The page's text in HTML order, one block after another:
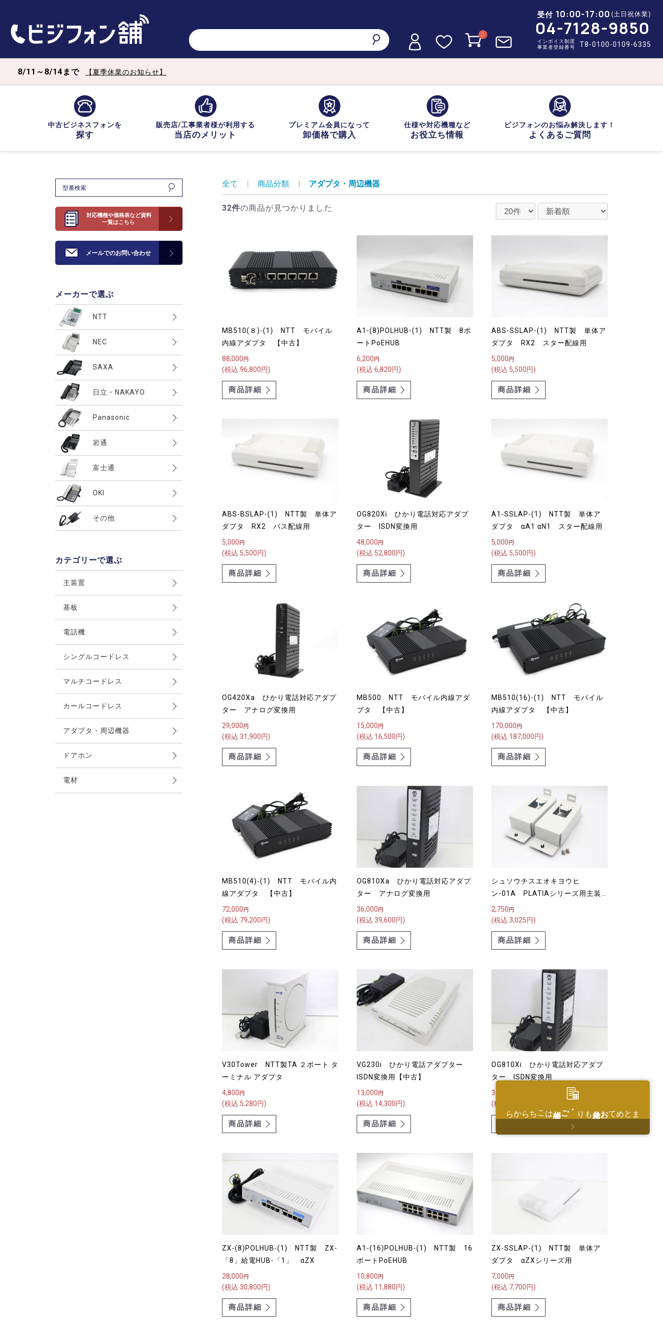
0
受付 10:00-17:00 (土日祝休業)
04-7128-9850
インボイス制度
事業者登録番号
T8-0100-0109-6335
まとめて
もり
はこちらから
8/11～8/14まで 【夏季休業のお知らせ】
中古ビジネスフォンを
探す
販売店/工事業者様が利用する
当店のメリット
プレミアム会員になって
卸価格で購入
仕様や対応機種など
お役立ち情報
ビジフォンのお悩み解決します！
よくあるご質問
対応機種や価格表など資料
一覧はこちら
メールでのお問い合わせ
メーカーで選ぶ
NTT
αZX
αN1
αA1
αNX2
αNX
αGX
αRX2
αRX
αIXII
αB1
αBX2
NEC
AspireWX
AspireUX
AspireX
Aspire
その他
SAXA
PT1000II(PLATIA2)
PT1000(PLATIA)
HM700I・II(Agrea)
UT700I・II(Regalis)
GT500I・II(Astral)
MT100・200
XT300・HX300(Actys)
その他
日立・NAKAYO
integral-X(Xシリーズ)
S-integral(Siシリーズ）
integral-F(iFシリーズ）
integral-E
integral-A
integral-Z
TOFINO
MX900ip・MX300ip
MX-01
その他
Panasonic
IPOFFICE
LaRelier
Acsol(512・824)
Digaport
その他
岩通
Frespec
LEVANCIO
PRECOT
TELMAGE
ACTETO
富士通
D-station
その他
OKI
CrosCore
IPStage
その他
その他
カテゴリーで選ぶ
主装置
基板
電話機
シングルコードレス
マルチコードレス
カールコードレス
アダプタ・周辺機器
ドアホン
電材
全て | 商品分類 | アダプタ・周辺機器
32件の商品が見つかりました
MB510(８)-(1) NTT モバイル
内線アダプタ 【中古】
88,000 円
(税込 96,800円)
商品詳細
A1-(8)POLHUB-(1) NTT製 8ポ
ートPoEHUB
6,200 円
(税込 6,820円)
商品詳細
ABS-SSLAP-(1) NTT製 単体ア
ダプタ RX2 スター配線用
5,000 円
(税込 5,500円)
商品詳細
ABS-BSLAP-(1) NTT製 単体ア
ダプタ RX2 バス配線用
5,000 円
(税込 5,500円)
商品詳細
OG820Xi ひかり電話対応アダプ
ター ISDN変換用
48,000 円
(税込 52,800円)
商品詳細
A1-SSLAP-(1) NTT製 単体ア
ダプタ αA1 αN1 スター配線用
5,000 円
(税込 5,500円)
商品詳細
OG420Xa ひかり電話対応アダプ
ター アナログ変換用
29,000 円
(税込 31,900円)
商品詳細
MB500 NTT モバイル内線アダ
プタ 【中古】
15,000 円
(税込 16,500円)
商品詳細
MB510(16)-(1) NTT モバイル
内線アダプタ 【中古】
170,000 円
(税込 187,000円)
商品詳細
MB510(4)-(1) NTT モバイル内
線アダプタ 【中古】
72,000 円
(税込 79,200円)
商品詳細
OG810Xa ひかり電話対応アダプ
ター アナログ変換用
36,000 円
(税込 39,600円)
商品詳細
シュソウチスエオキヨウヒ
ン-01A PLATIAシリーズ用主装
置据置用品
2,750 円
(税込 3,025円)
商品詳細
V30Tower NTT製TA ２ポート タ
ーミナル アダプタ
4,800 円
(税込 5,280円)
商品詳細
VG230i ひかり電話アダプター
ISDN変換用【中古】
13,000 円
(税込 14,300円)
商品詳細
OG810Xi ひかり電話対応アダプ
ター ISDN変換用
36,000
(税込 39,600円)
ZX-(8)POLHUB-(1) NTT製 ZX-
「8」給電HUB-「1」 αZX
28,000 円
(税込 30,800円)
商品詳細
A1-(16)POLHUB-(1) NTT製 16
ポートPoEHUB
10,800 円
(税込 11,880円)
商品詳細
ZX-SSLAP-(1) NTT製 単体ア
ダプタ αZXシリーズ用
7,000 円
(税込 7,700円)
商品詳細